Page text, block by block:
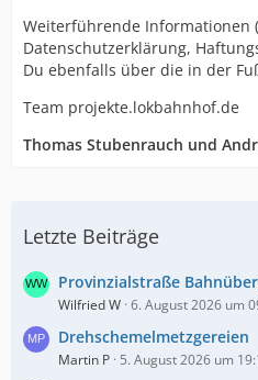
Weiterführende Informationen
Datenschutzerklärung,
Du ebenfalls über die in der
Team projekte.lokbahnhof.de
Thomas Stubenrauch und
Letzte Beiträge
Provinzialstraße
Wilfried W 6. August 2026 um
Drehschemelmetzgereien
Martin P 5. August 2026 um